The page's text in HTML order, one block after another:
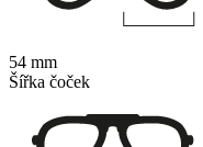
54 mm
Šířka čoček